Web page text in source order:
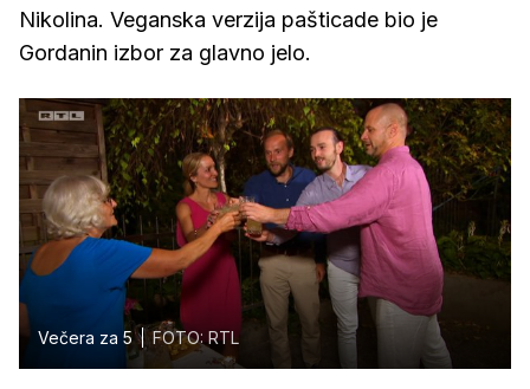
Nikolina. Veganska verzija pašticade bio je
Gordanin izbor za glavno jelo.
Večera za 5 FOTO: RTL